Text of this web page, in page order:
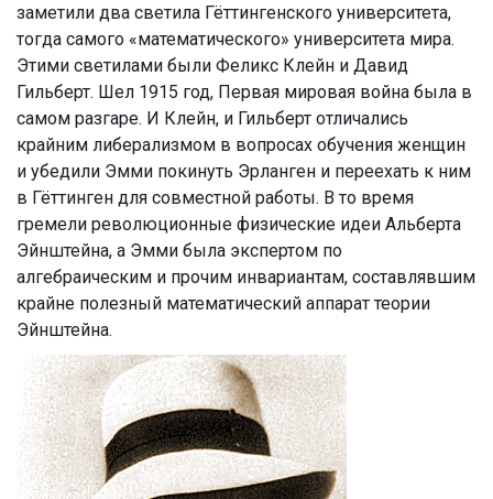
заметили два светила Гёттингенского университета,
тогда самого «математического» университета мира.
Этими светилами были Феликс Клейн и Давид
Гильберт. Шел 1915 год, Первая мировая война была в
самом разгаре. И Клейн, и Гильберт отличались
крайним либерализмом в вопросах обучения женщин
и убедили Эмми покинуть Эрланген и переехать к ним
в Гёттинген для совместной работы. В то время
гремели революционные физические идеи Альберта
Эйнштейна, а Эмми была экспертом по
алгебраическим и прочим инвариантам, составлявшим
крайне полезный математический аппарат теории
Эйнштейна.